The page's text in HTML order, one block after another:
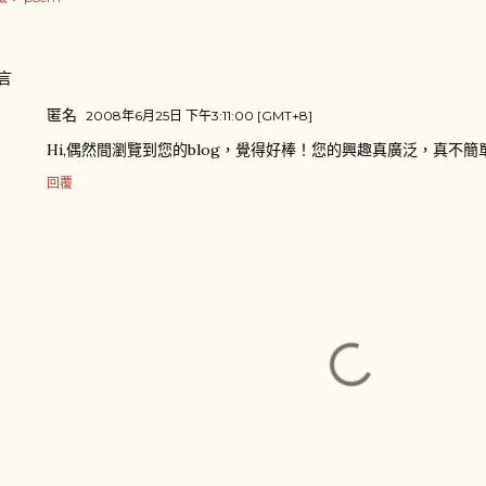
匿名 2008年6月25日 下午3:11:00 [GMT+8]
Hi,偶然間瀏覽到您的blog，覺得好棒！您的興趣真廣泛，真不簡
回覆